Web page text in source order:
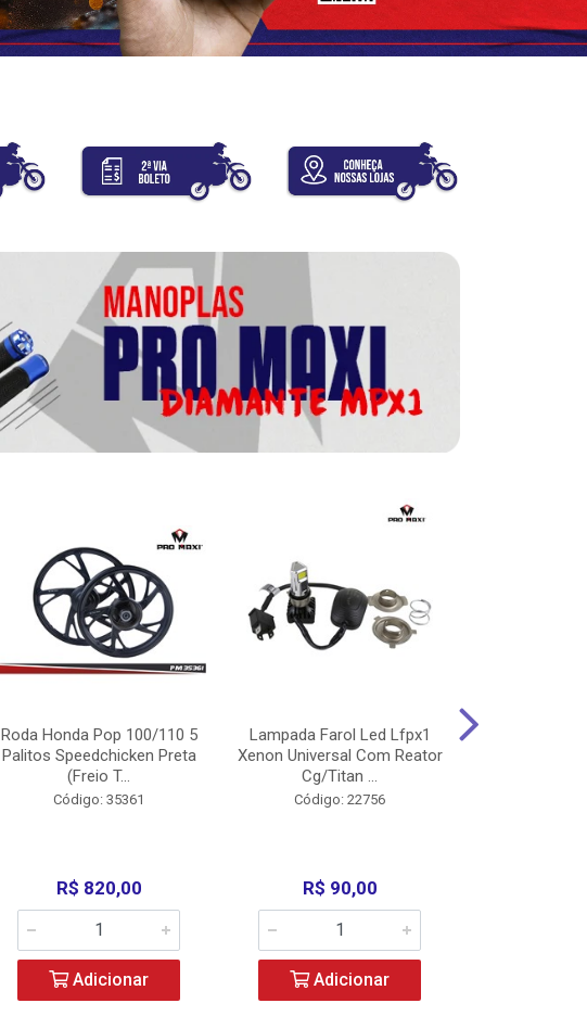
Roda Honda Pop 100/110 5
Palitos Speedchicken Preta
(Freio T...
Código: 35361
R$ 820,00
Adicionar
Lampada Farol Led Lfpx1
Xenon Universal Com Reator
Cg/Titan ...
Código: 22756
R$ 90,00
Adicionar